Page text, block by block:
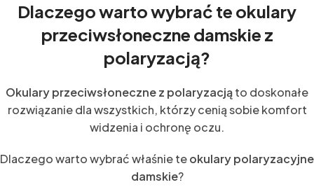
Dlaczego warto wybrać te okulary
przeciwsłoneczne damskie z
polaryzacją?
Okulary przeciwsłoneczne z polaryzacjąto doskonałe
rozwiązanie dla wszystkich, którzy cenią sobie komfort
widzenia i ochronę oczu.
Dlaczego warto wybrać właśnie teokulary polaryzacyjne
damskie?